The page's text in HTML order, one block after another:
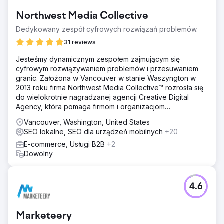
Northwest Media Collective
Dedykowany zespół cyfrowych rozwiązań problemów.
31 reviews
Jesteśmy dynamicznym zespołem zajmującym się
cyfrowym rozwiązywaniem problemów i przesuwaniem
granic. Założona w Vancouver w stanie Waszyngton w
2013 roku firma Northwest Media Collective™ rozrosła się
do wielokrotnie nagradzanej agencji Creative Digital
Agency, która pomaga firmom i organizacjom
Vancouver, Washington, United States
SEO lokalne, SEO dla urządzeń mobilnych +20
E-commerce, Usługi B2B +2
Dowolny
Marketeery
4.6